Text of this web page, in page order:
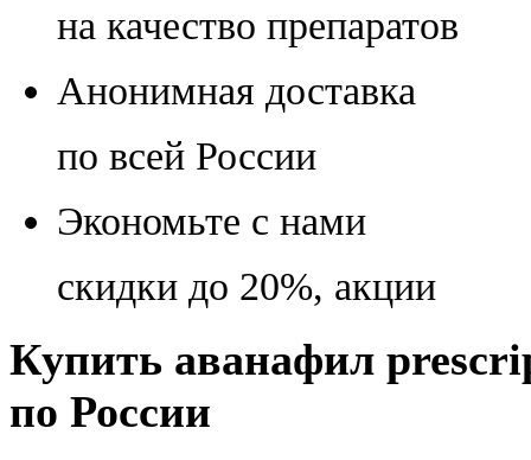
на качество препаратов
Анонимная доставка
по всей России
Экономьте с нами
скидки до 20%, акции
Купить аванафил
по России